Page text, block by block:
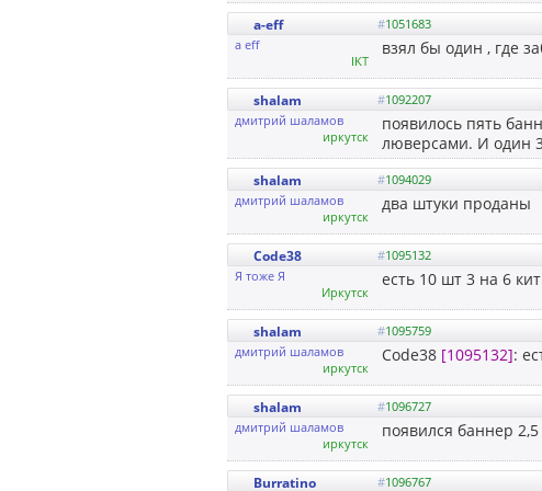
a-eff #1051683
a eff
IKT
взял бы один , где
shalam #1092207
дмитрий шаламов
иркутск
появилось пять
люверсами. И один
shalam #1094029
дмитрий шаламов
иркутск
два штуки проданы
Code38 #1095132
Я тоже Я
Иркутск
есть 10 шт 3 на 6
shalam #1095759
дмитрий шаламов
иркутск
Code38 [1095132]:
shalam #1096727
дмитрий шаламов
иркутск
появился баннер
Burratino #1096767